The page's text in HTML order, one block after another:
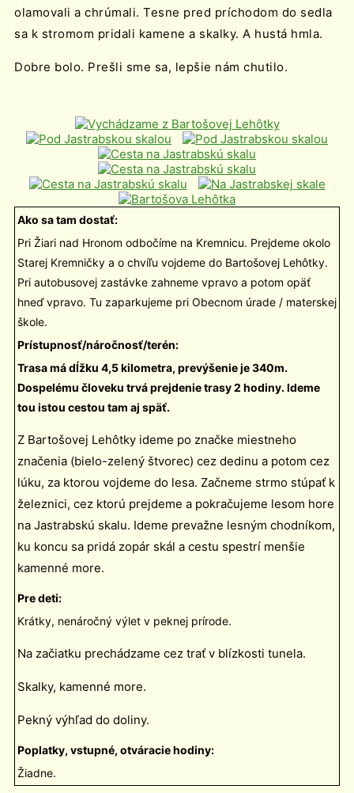
olamovali a chrúmali. Tesne pred príchodom do sedla
sa k stromom pridali kamene a skalky. A hustá hmla.
Dobre bolo. Prešli sme sa, lepšie nám chutilo.
Ako sa tam dostať:
Pri Žiari nad Hronom odbočíme na Kremnicu. Prejdeme okolo
Starej Kremničky a o chvíľu vojdeme do Bartošovej Lehôtky.
Pri autobusovej zastávke zahneme vpravo a potom opäť
hneď vpravo. Tu zaparkujeme pri Obecnom úrade / materskej
škole.
Prístupnosť/náročnosť/terén:
Trasa má dĺžku 4,5 kilometra, prevýšenie je 340m.
Dospelému človeku trvá prejdenie trasy 2 hodiny. Ideme
tou istou cestou tam aj späť.
Z Bartošovej Lehôtky ideme po značke miestneho
značenia (bielo-zelený štvorec) cez dedinu a potom cez
lúku, za ktorou vojdeme do lesa. Začneme strmo stúpať k
železnici, cez ktorú prejdeme a pokračujeme lesom hore
na Jastrabskú skalu. Ideme prevažne lesným chodníkom,
ku koncu sa pridá zopár skál a cestu spestrí menšie
kamenné more.
Pre deti:
Krátky, nenáročný výlet v peknej prírode.
Na začiatku prechádzame cez trať v blízkosti tunela.
Skalky, kamenné more.
Pekný výhľad do doliny.
Poplatky, vstupné, otváracie hodiny:
Žiadne.